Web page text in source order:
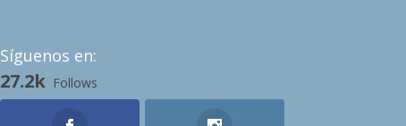
Síguenos en:
27.2k Follows